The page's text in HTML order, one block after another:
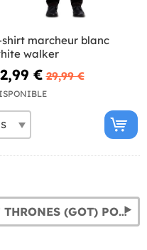
shirt marcheur blanc
walker
€ 29,99 €
DÉGUISEMENTS GAME OF THRONES (GOT) POUR FEMMES